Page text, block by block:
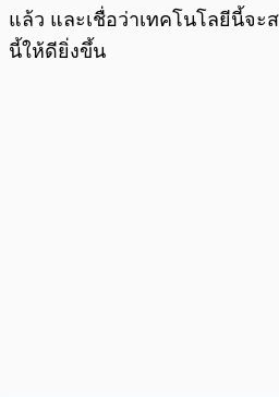
แล้ว และเชื่อว่าเทคโนโลยีนี้จะ
นี้ให้ดียิ่งขึ้น